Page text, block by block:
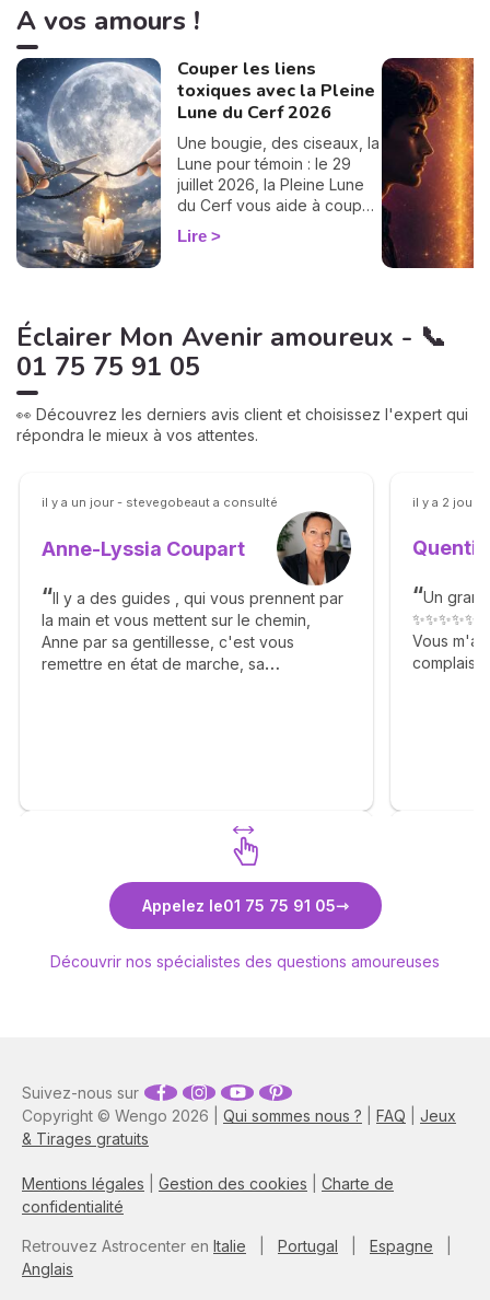
A vos amours !
Couper les liens
toxiques avec la Pleine
Lune du Cerf 2026
Une bougie, des ciseaux, la
Lune pour témoin : le 29
juillet 2026, la Pleine Lune
du Cerf vous aide à couper
un lien toxique. Le rituel pas
à pas.
Lire
Éclairer Mon Avenir amoureux - 📞
01 75 75 91 05
👀 Découvrez les derniers avis client et choisissez l'expert qui
répondra le mieux à vos attentes.
il y a un jour - stevegobeaut a consulté
Anne-Lyssia Coupart
Il y a des guides , qui vous prennent par
la main et vous mettent sur le chemin,
Anne par sa gentillesse, c'est vous
remettre en état de marche, sa
Découvrez Anne-Lyssia Coupart
il y a 2
Un
Vous
Appelez le01 75 75 91 05
Découvrir nos spécialistes des questions amoureuses
Copyright © Wengo 2026 | Qui sommes nous ? FAQ
Jeux
& Tirages gratuits
Mentions légales Gestion des cookies
Charte de
confidentialité
Suivez-nous sur
Retrouvez Astrocenter en Italie Portugal Espagne
Anglais